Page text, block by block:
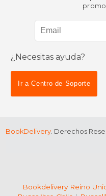
¿Necesitas ayuda?
Ir a Centro de Soporte
BookDelivery . Derechos
Bookdelivery Reino